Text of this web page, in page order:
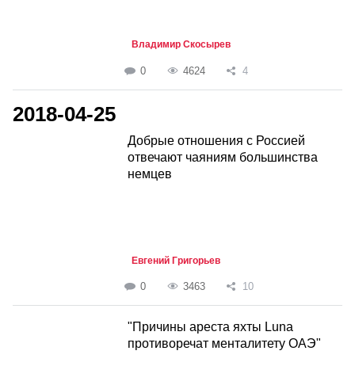
Владимир Скосырев
0 4624 4
2018-04-25
Добрые отношения с Россией
отвечают чаяниям большинства
немцев
Евгений Григорьев
0 3463 10
"Причины ареста яхты Luna
противоречат менталитету ОАЭ"